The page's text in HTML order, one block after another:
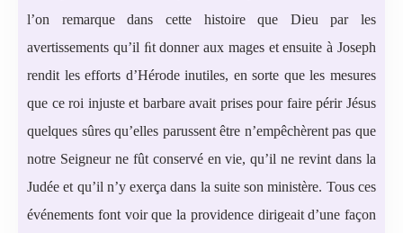
l’on remarque dans cette histoire que Dieu par les
avertissements qu’il ﬁt donner aux mages et ensuite à Joseph
rendit les efforts d’Hérode inutiles, en sorte que les mesures
que ce roi injuste et barbare avait prises pour faire périr Jésus
quelques sûres qu’elles parussent être n’empêchèrent pas que
notre Seigneur ne fût conservé en vie, qu’il ne revint dans la
Judée et qu’il n’y exerça dans la suite son ministère. Tous ces
événements font voir que la providence dirigeait d’une façon